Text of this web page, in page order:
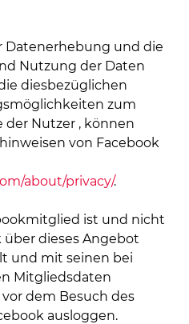
Datenerhebung und die
Nutzung der Daten
diesbezüglichen
zum
der Nutzer , können
von Facebook
about/privacy/.
ist und nicht
über dieses Angebot
und mit seinen bei
Mitgliedsdaten
dem Besuch des
ausloggen.